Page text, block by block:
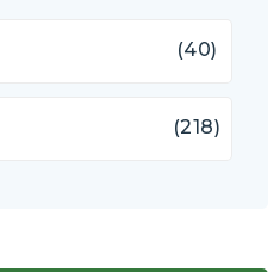
(40)
(218)